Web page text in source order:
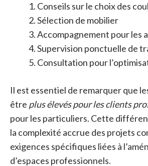
Conseils sur le choix des
Sélection de mobilier
Accompagnement pour les
Supervision ponctuelle de
Consultation pour
Il est essentiel de remarquer que
être plus élevés pour les clients
pour les particuliers. Cette
la complexité accrue des projets
exigences spécifiques liées à
d’espaces professionnels.